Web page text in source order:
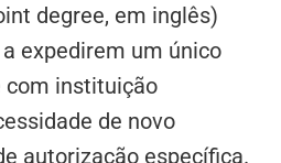
degree, em inglês)
expedirem um único
com instituição
de novo
autorização específica.